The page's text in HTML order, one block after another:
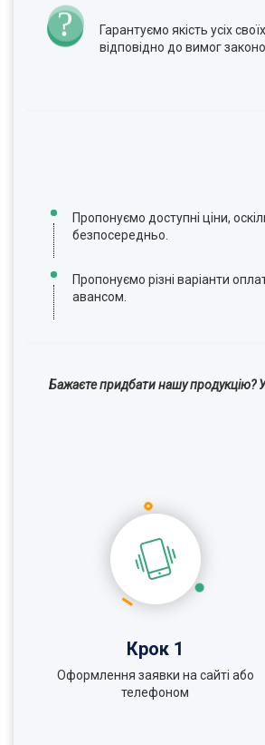
Гарантуємо якість усіх
відповідно до вимог
Пропонуємо доступні ціни,
безпосередньо.
Пропонуємо різні варіанти
авансом.
Бажаєте придбати нашу продукцію?
Крок 1
Оформлення заявки на сайті або
телефоном